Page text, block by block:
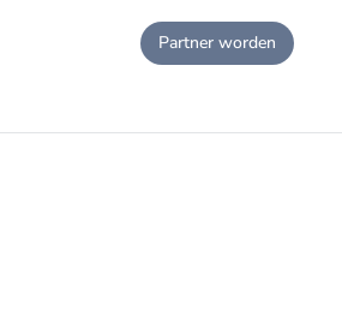
Partner worden